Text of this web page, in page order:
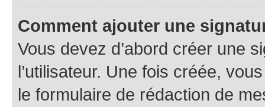
Comment ajouter une
Vous devez d’abord créer une
l’utilisateur. Une fois créée,
le formulaire de rédaction de